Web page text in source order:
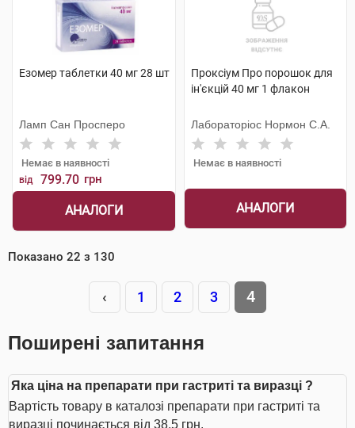
Езомер таблетки 40 мг 28 шт
Ламп Сан Просперо
Немає в наявності
від 799.70 грн
АНАЛОГИ
Проксіум Про порошок для
ін'єкцій 40 мг 1 флакон
Лабораторіос Нормон С.А.
Немає в наявності
АНАЛОГИ
Показано 22 з 130
‹ 1 2 3 4
Поширені запитання
Яка ціна на препарати при гастриті та виразці ?
Вартість товару в каталозі препарати при гастриті та
виразці починається від 38.5 грн.